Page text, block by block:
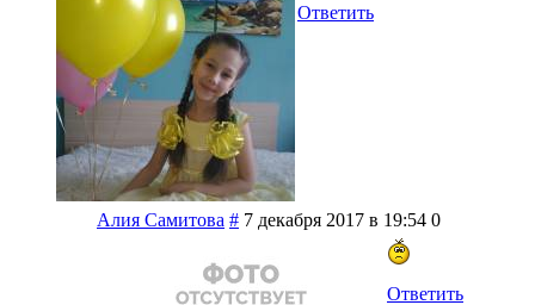
Ответить
Алия Самитова # 7 декабря 2017 в 19:54 0
Ответить